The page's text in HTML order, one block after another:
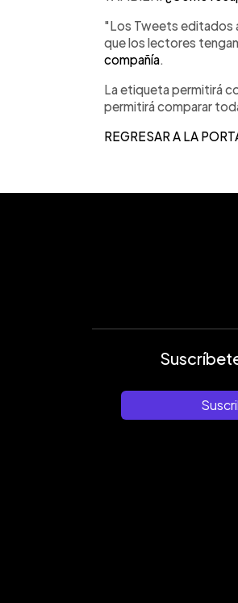
"Los Tweets editados
que los lectores
compañía
La etiqueta permitirá
permitirá comparar
REGRESAR A LA